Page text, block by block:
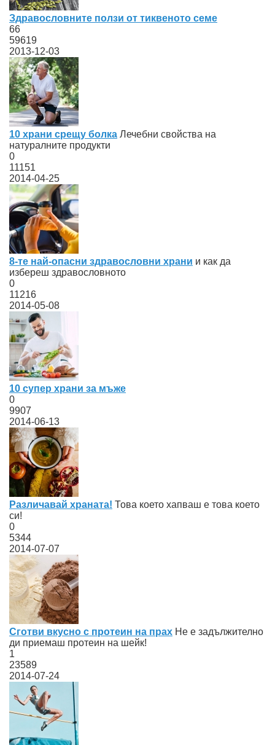
Здравословните ползи от тиквеното семе
66
59619
2013-12-03
10 храни срещу болка Лечебни свойства на
натуралните продукти
0
11151
2014-04-25
8-те най-опасни здравословни храни и как да
избереш здравословното
0
11216
2014-05-08
10 супер храни за мъже
0
9907
2014-06-13
Различавай храната! Това което хапваш е това което
си!
0
5344
2014-07-07
Сготви вкусно с протеин на прах Не е задължително
ди приемаш протеин на шейк!
1
23589
2014-07-24